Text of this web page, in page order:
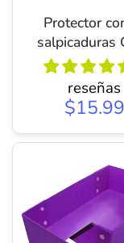
Protector
salpicaduras
reseñas
$15.99